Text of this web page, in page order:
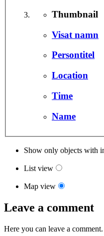
Thumbnail
Visat namn
Persontitel
Location
Time
Name
Show only objects with
List view
Map view
Leave a comment
Here you can leave a